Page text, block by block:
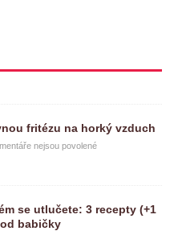
fritézu na horký vzduch
nejsou povolené
se utlučete: 3 recepty (+1
babičky